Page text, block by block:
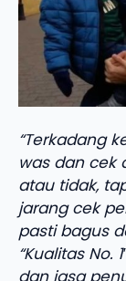
“Terkadang
was dan cek
atau tidak,
jarang cek
pasti bagus
“Kualitas No.
dan jasa